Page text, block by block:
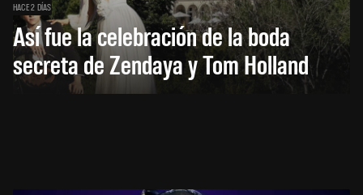
HACE 2 DÍAS
Así fue la celebración de la boda
secreta de Zendaya y Tom Holland